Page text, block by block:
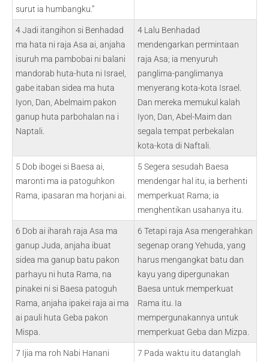
surut ia humbangku.”
4 Jadi itangihon si Benhadad
ma hata ni raja Asa ai, anjaha
isuruh ma pambobai ni balani
mandorab huta-huta ni Israel,
gabe itaban sidea ma huta
Iyon, Dan, Abelmaim pakon
ganup huta parbohalan na i
Naptali.
4 Lalu Benhadad
mendengarkan permintaan
raja Asa; ia menyuruh
panglima-panglimanya
menyerang kota-kota Israel.
Dan mereka memukul kalah
Iyon, Dan, Abel-Maim dan
segala tempat perbekalan
kota-kota di Naftali.
5 Dob ibogei si Baesa ai,
maronti ma ia patoguhkon
Rama, ipasaran ma horjani ai.
5 Segera sesudah Baesa
mendengar hal itu, ia berhenti
memperkuat Rama; ia
menghentikan usahanya itu.
6 Dob ai iharah raja Asa ma
ganup Juda, anjaha ibuat
sidea ma ganup batu pakon
parhayu ni huta Rama, na
pinakei ni si Baesa patoguh
Rama, anjaha ipakei raja ai ma
ai pauli huta Geba pakon
Mispa.
6 Tetapi raja Asa mengerahkan
segenap orang Yehuda, yang
harus mengangkat batu dan
kayu yang dipergunakan
Baesa untuk memperkuat
Rama itu. Ia
mempergunakannya untuk
memperkuat Geba dan Mizpa.
7 Ijia ma roh Nabi Hanani
7 Pada waktu itu datanglah